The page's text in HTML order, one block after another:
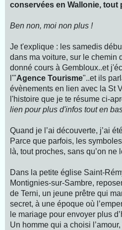
conservées en Wallonie, tout
Ben non, moi non plus !
Je t'explique : les samedis
dans ma voiture, sur le chemin
donné cours à Gembloux..et
l'"Agence Tourisme"..et ils
évènements en lien avec la St
l'histoire que je te résume ci-
lien pour plus d'infos tout en
Quand je l’ai découverte, j’ai
Parce que parfois, les
là, tout proches, sans qu’on ne
Dans la petite église
Montignies‑sur‑Sambre,
de Terni, un jeune prêtre qui
secret, à une époque où
le mariage pour envoyer plus
Un homme qui a choisi